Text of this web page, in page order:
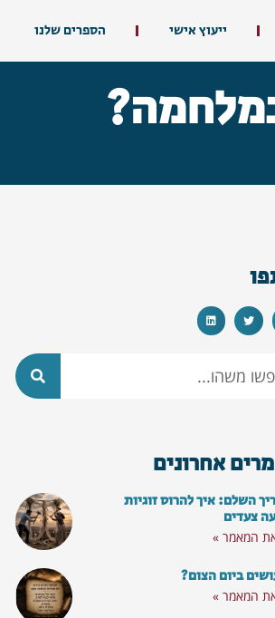
ייעוץ אישי הספרים שלנו
אחרונים
השלם: איך להרוס זוגיות
צעדים
המאמר »
ביום הצום?
המאמר »